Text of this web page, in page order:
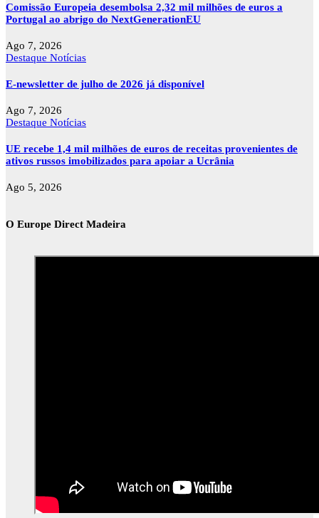
Comissão Europeia desembolsa 2,32 mil milhões de euros a
Portugal ao abrigo do NextGenerationEU
Ago 7, 2026
Destaque Notícias
E-newsletter de julho de 2026 já disponível
Ago 7, 2026
Destaque Notícias
UE recebe 1,4 mil milhões de euros de receitas provenientes de
ativos russos imobilizados para apoiar a Ucrânia
Ago 5, 2026
O Europe Direct Madeira